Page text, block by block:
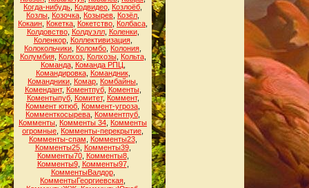
Когда-нибудь Кодвидео Козлоёб
Козлы Козочка Козырев Козёл
Кокаин Кокетка Кокетство Колбаса
Колдовство, Колдуэлл, Коленки,
Коленкор, Коллективизация,
Колокольчики Коломбо Колония
Колумбия, Колхоз, Колхозы, Кольта,
Команда, Команда РПЦ
Командировка, Командник,
Командники Комар Комбайны
Комендант, Коментпуб, Коменты,
Коментыпуб, Комитет, Коммент,
Коммент ютюб Коммент-угроза
Комменткосырева Комментпуб
Комменты Комменты 34 Комменты
огромные Комменты-перекрытие
Комменты-спам
Комменты23,
Комменты25, Комменты39,
Комменты70, Комменты8,
Комменты9, Комменты97,
КомментыВалдор,
КомментыГеоргиевская